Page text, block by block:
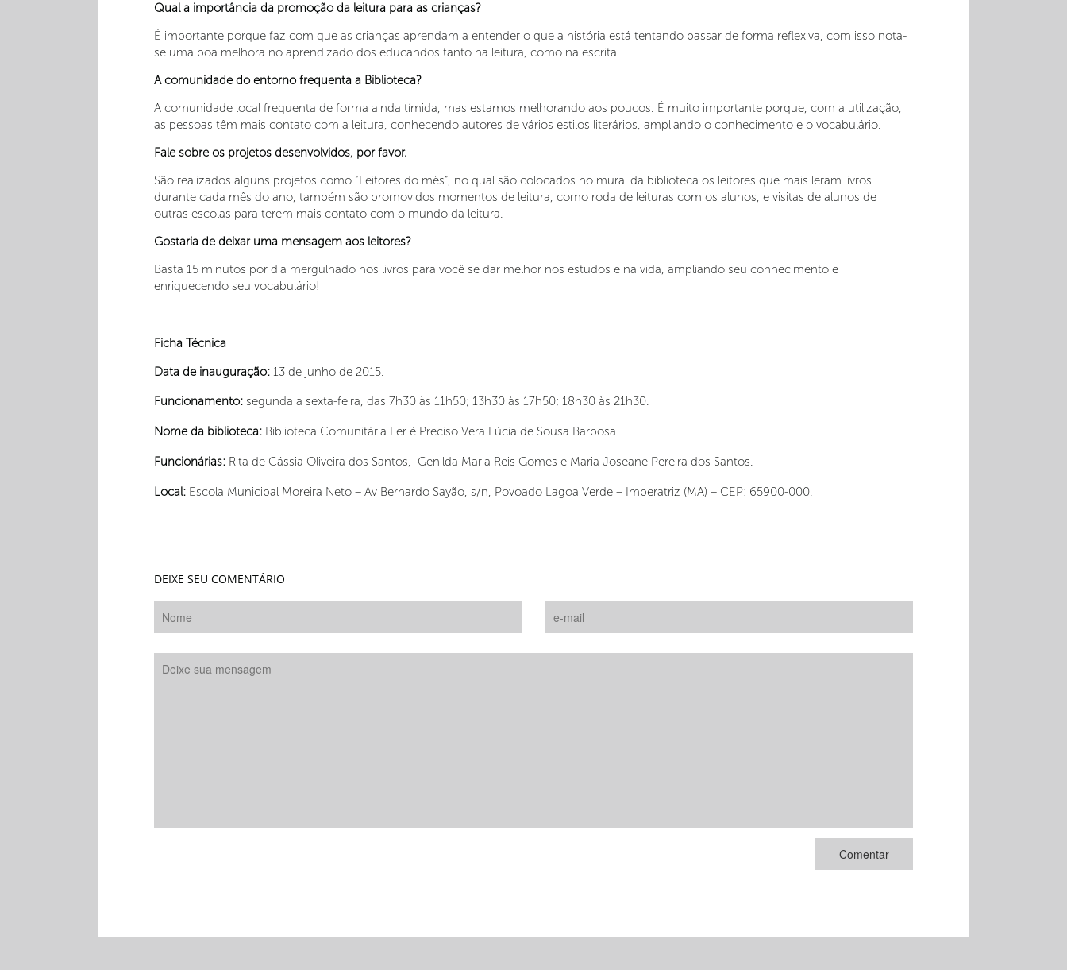
Qual a importância da promoção da leitura para as crianças?
É importante porque faz com que as crianças aprendam a entender o que a história está tentando passar de forma reflexiva, com isso nota-
se uma boa melhora no aprendizado dos educandos tanto na leitura, como na escrita.
A comunidade do entorno frequenta a Biblioteca?
A comunidade local frequenta de forma ainda tímida, mas estamos melhorando aos poucos. É muito importante porque, com a utilização,
as pessoas têm mais contato com a leitura, conhecendo autores de vários estilos literários, ampliando o conhecimento e o vocabulário.
Fale sobre os projetos desenvolvidos, por favor.
São realizados alguns projetos como “Leitores do mês”, no qual são colocados no mural da biblioteca os leitores que mais leram livros
durante cada mês do ano, também são promovidos momentos de leitura, como roda de leituras com os alunos, e visitas de alunos de
outras escolas para terem mais contato com o mundo da leitura.
Gostaria de deixar uma mensagem aos leitores?
Basta 15 minutos por dia mergulhado nos livros para você se dar melhor nos estudos e na vida, ampliando seu conhecimento e
enriquecendo seu vocabulário!
Ficha Técnica
Data de inauguração: 13 de junho de 2015.
Funcionamento: segunda a sexta-feira, das 7h30 às 11h50; 13h30 às 17h50; 18h30 às 21h30.
Nome da biblioteca: Biblioteca Comunitária Ler é Preciso Vera Lúcia de Sousa Barbosa
Funcionárias: Rita de Cássia Oliveira dos Santos, Genilda Maria Reis Gomes e Maria Joseane Pereira dos Santos.
Local: Escola Municipal Moreira Neto – Av Bernardo Sayão, s/n, Povoado Lagoa Verde – Imperatriz (MA) – CEP: 65900-000.
DEIXE SEU COMENTÁRIO